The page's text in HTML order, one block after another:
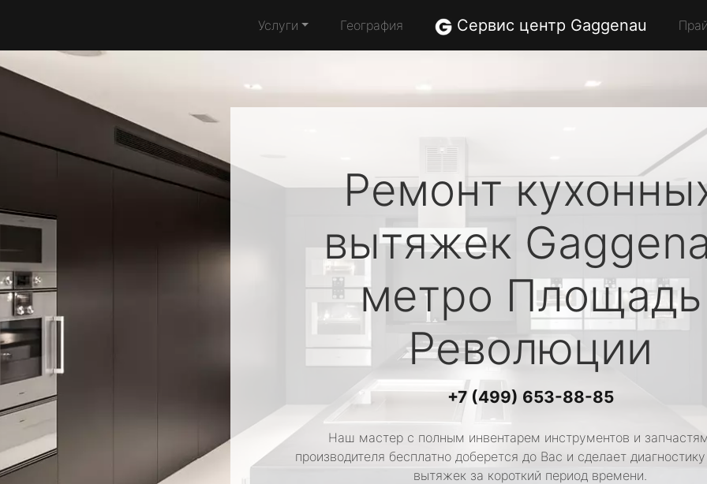
Услуги География Сервис центр Gaggenau
Ремонт
вытяжек
метро Площадь
Революции
+7 (499) 653-88-85
Наш мастер с полным инвентарем инструментов и
производителя бесплатно доберется до Вас и сделает
вытяжек за короткий период времени.